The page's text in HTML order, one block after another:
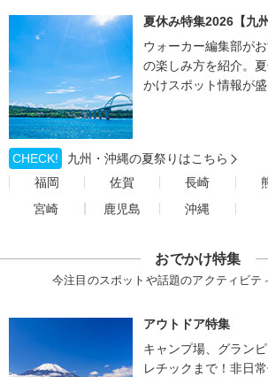
夏休み特集2026【九
ウォーカー編集部が
の楽しみ方を紹介。
かけスポット情報が盛
CHECK!
九州・沖縄の夏祭りはこちら
福岡
佐賀 長崎
宮崎
鹿児島 沖縄
おでかけ特集
今注目のスポットや話題のアクティビテ
アウトドア特集
キャンプ場、グラン
レチックまで！非日